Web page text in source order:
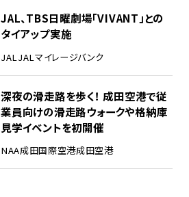
JAL、TBS日曜劇場「VIVANT」との
タイアップ実施
JALJALマイレージバンク
深夜の滑走路を歩く！ 成田空港で従
業員向けの滑走路ウォークや格納庫
見学イベントを初開催
NAA成田国際空港成田空港